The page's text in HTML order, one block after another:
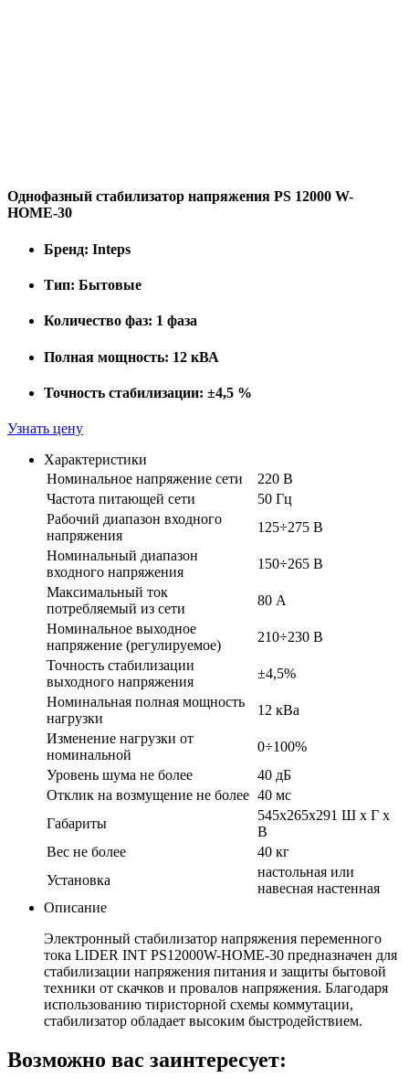
Однофазный стабилизатор напряжения PS 12000 W-
HOME-30
Бренд: Inteps
Тип: Бытовые
Количество фаз: 1 фаза
Полная мощность: 12 кВА
Точность стабилизации: ±4,5 %
Узнать цену
Характеристики
Номинальное напряжение сети
220 В
Частота питающей сети
50 Гц
Рабочий диапазон входного
напряжения
125÷275 В
Номинальный диапазон
входного напряжения
150÷265 В
Максимальный ток
потребляемый из сети
80 А
Номинальное выходное
напряжение (регулируемое)
210÷230 В
Точность стабилизации
выходного напряжения
±4,5%
Номинальная полная мощность
нагрузки
12 кВа
Изменение нагрузки от
номинальной
0÷100%
Уровень шума не более
40 дБ
Отклик на возмущение не более 40 мс
Габариты
545х265х291 Ш х Г х
В
Вес не более
40 кг
Установка
настольная или
навесная настенная
Описание
Электронный стабилизатор напряжения переменного
тока LIDER INT PS12000W-HOME-30 предназначен для
стабилизации напряжения питания и защиты бытовой
техники от скачков и провалов напряжения. Благодаря
использованию тиристорной схемы коммутации,
стабилизатор обладает высоким быстродействием.
Возможно вас заинтересует: